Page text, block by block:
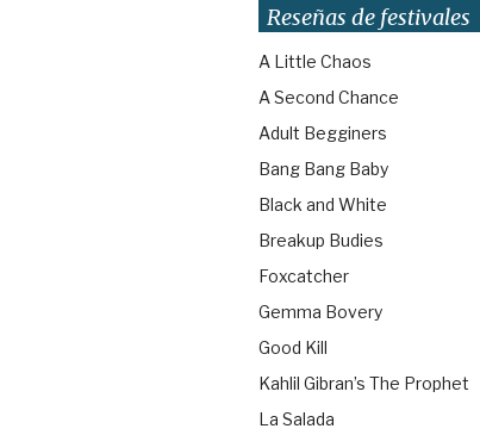
Reseñas de festivales
A Little Chaos
A Second Chance
Adult Begginers
Bang Bang Baby
Black and White
Breakup Budies
Foxcatcher
Gemma Bovery
Good Kill
Kahlil Gibran’s The Prophet
La Salada